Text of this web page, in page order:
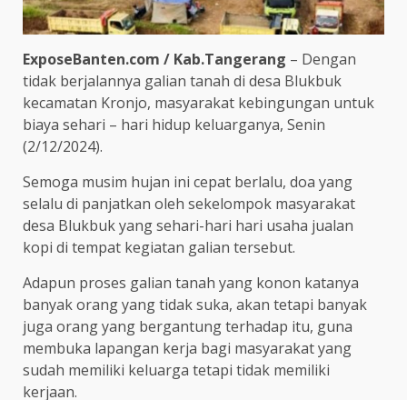
ExposeBanten.com / Kab.Tangerang – Dengan
tidak berjalannya galian tanah di desa Blukbuk
kecamatan Kronjo, masyarakat kebingungan untuk
biaya sehari – hari hidup keluarganya, Senin
(2/12/2024).
Semoga musim hujan ini cepat berlalu, doa yang
selalu di panjatkan oleh sekelompok masyarakat
desa Blukbuk yang sehari-hari hari usaha jualan
kopi di tempat kegiatan galian tersebut.
Adapun proses galian tanah yang konon katanya
banyak orang yang tidak suka, akan tetapi banyak
juga orang yang bergantung terhadap itu, guna
membuka lapangan kerja bagi masyarakat yang
sudah memiliki keluarga tetapi tidak memiliki
kerjaan.